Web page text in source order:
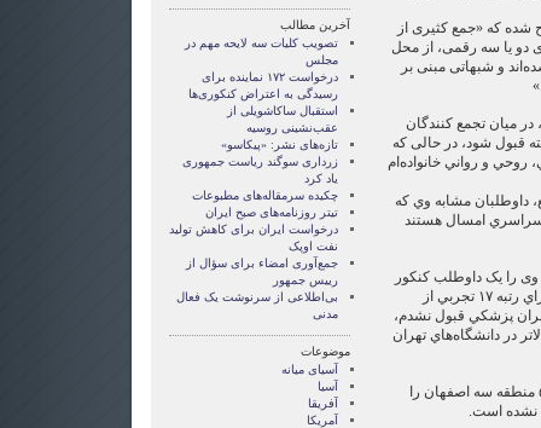
شده که «جمع کثیری از
دو یا سه رقمی، از محل
و شبهاتی مبنی بر
در میان تجمع کنندگان
با رتبه ۳۰ نتوانسته قبول شود، در حالی که
و رواني خانواده‌ام
داوطلبان مشابه وي كه
سراسري امسال هستند
را یک داوطلب کنکور
معرفی کرده، گفته است که: «داراي رتبه ۱۷ تجربي از
پزشكي قبول نشدم،
در دانشگاه‌هاي تهران
زهره زماني نيز گفت كه رتبه ۵۹۷ منطقه سه اصفهان را
نشده است.
آخرین مطالب
تصویب کلیات سه لایحه مهم در
مجلس
درخواست ۱۷۲ نماینده برای
رسیدگی به اعتراض کنکوری‌ها
استقبال ساکاشویلی از
عقب‌نشینی روسیه
تازه‌های نشر: «پیکاسو»
زرداری سوگند ریاست جمهوری
یاد کرد
چکیده سرمقاله‌های مطبوعات
تیتر روزنامه‌های صبح ایران
درخواست ایران برای کاهش تولید
نفت اوپک
جمع‌آوری امضاء برای سؤال از
رییس جمهور
بی‌اطلاعی از سرنوشت یک فعال
مدنی
موضوعات
آسيای ميانه
آسیا
آفریقا
آمریکا